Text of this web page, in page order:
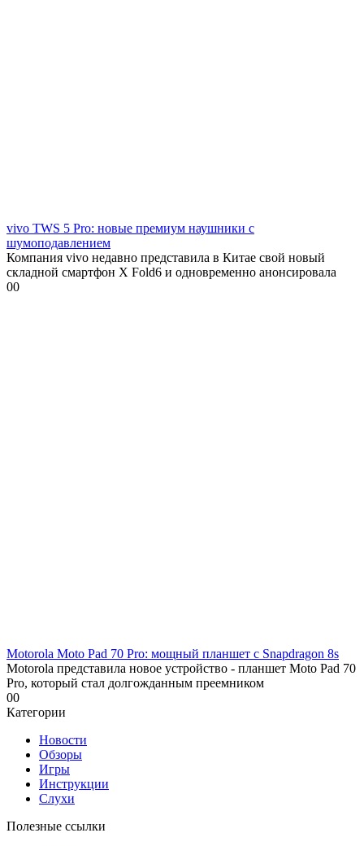
vivo TWS 5 Pro: новые премиум наушники с
шумоподавлением
Компания vivo недавно представила в Китае свой новый
складной смартфон X Fold6 и одновременно анонсировала
00
Motorola Moto Pad 70 Pro: мощный планшет с Snapdragon 8s
Motorola представила новое устройство - планшет Moto Pad 70
Pro, который стал долгожданным преемником
00
Категории
Новости
Обзоры
Игры
Инструкции
Слухи
Полезные ссылки